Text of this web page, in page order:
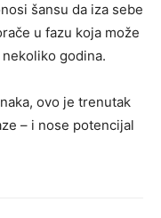
šansu da iza sebe
u fazu koja može
godina.
ovo je trenutak
– i nose potencijal